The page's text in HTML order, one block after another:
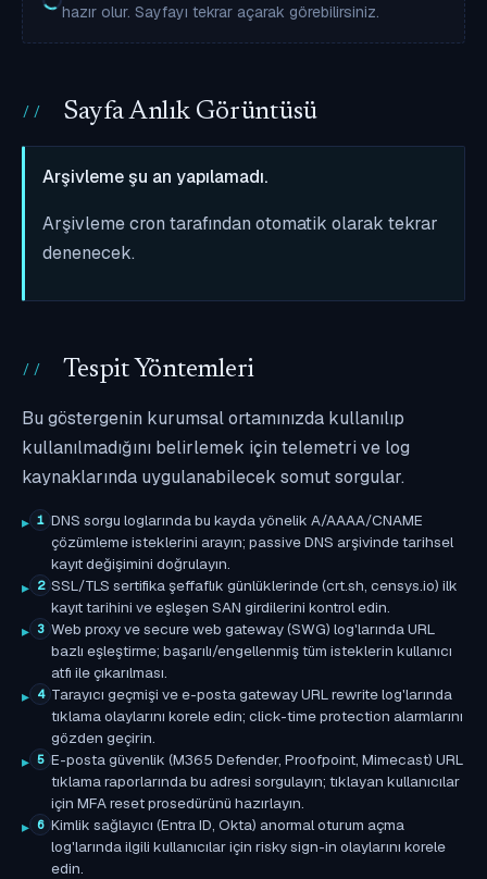
hazır olur. Sayfayı tekrar açarak görebilirsiniz.
Sayfa Anlık Görüntüsü
Arşivleme şu an yapılamadı.
Arşivleme cron tarafından otomatik olarak tekrar
denenecek.
Tespit Yöntemleri
Bu göstergenin kurumsal ortamınızda kullanılıp
kullanılmadığını belirlemek için telemetri ve log
kaynaklarında uygulanabilecek somut sorgular.
1 DNS sorgu loglarında bu kayda yönelik A/AAAA/CNAME
çözümleme isteklerini arayın; passive DNS arşivinde tarihsel
kayıt değişimini doğrulayın.
2 SSL/TLS sertifika şeffaflık günlüklerinde (crt.sh, censys.io) ilk
kayıt tarihini ve eşleşen SAN girdilerini kontrol edin.
3 Web proxy ve secure web gateway (SWG) log'larında URL
bazlı eşleştirme; başarılı/engellenmiş tüm isteklerin kullanıcı
atfı ile çıkarılması.
4 Tarayıcı geçmişi ve e-posta gateway URL rewrite log'larında
tıklama olaylarını korele edin; click-time protection alarmlarını
gözden geçirin.
5 E-posta güvenlik (M365 Defender, Proofpoint, Mimecast) URL
tıklama raporlarında bu adresi sorgulayın; tıklayan kullanıcılar
için MFA reset prosedürünü hazırlayın.
6 Kimlik sağlayıcı (Entra ID, Okta) anormal oturum açma
log'larında ilgili kullanıcılar için risky sign-in olaylarını korele
edin.